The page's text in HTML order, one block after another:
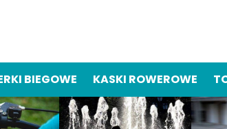
BIEGOWE KASKI ROWEROWE